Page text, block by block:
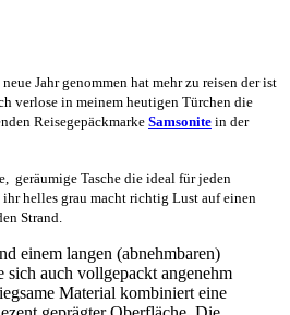
Jahr genommen hat mehr zu reisen der ist
verlose in meinem heutigen Türchen die
Reisegepäckmarke Samsonite in der
geräumige Tasche die ideal für jeden
helles grau macht richtig Lust auf einen
Strand.
einem langen (abnehmbaren)
sich auch vollgepackt angenehm
Material kombiniert eine